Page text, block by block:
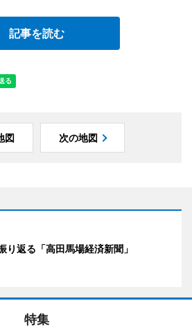
記事を読む
図 次の地図
り返る「高田馬場経済新聞」
特集